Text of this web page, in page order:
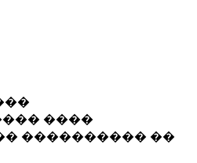
����
���������� ��